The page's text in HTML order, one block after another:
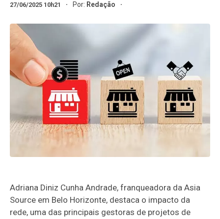
27/06/2025 10h21 Por: Redação
Adriana Diniz Cunha Andrade, franqueadora da Asia
Source em Belo Horizonte, destaca o impacto da
rede, uma das principais gestoras de projetos de